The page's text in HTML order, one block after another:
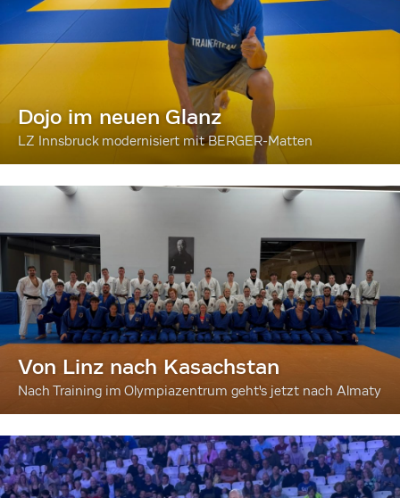
Dojo im neuen Glanz
LZ Innsbruck modernisiert mit BERGER-Matten
Von Linz nach Kasachstan
Nach Training im Olympiazentrum geht's jetzt nach Almaty